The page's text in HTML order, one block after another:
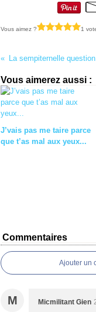
Vous aimez ? 1
La sempiternelle
Vous aimerez aussi :
J’vais pas me taire parce
que t’as mal aux yeux...
Commentaires
Ajouter un
M Micmilitant Gien